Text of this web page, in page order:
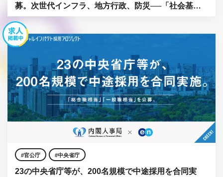
募。次世代インフラ、地方行政、防災──「社会基
盤」をアップデートせよ。
官公庁 中央省庁
23の中央省庁等が、200名規模で中途採用を合同実